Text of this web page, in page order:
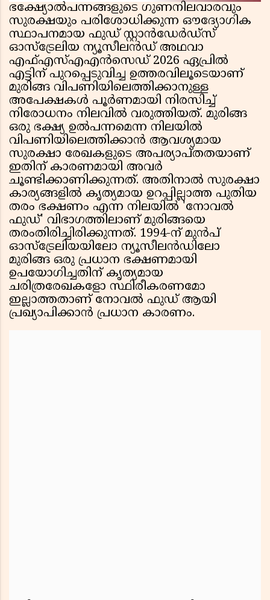
ഭക്ഷ്യോൽപന്നങ്ങളുടെ ഗുണനിലവാരവും
സുരക്ഷയും പരിശോധിക്കുന്ന ഔദ്യോഗിക
സ്ഥാപനമായ ഫുഡ് സ്റ്റാൻഡേർഡ്സ്
ഓസ്ട്രേലിയ ന്യൂസീലൻഡ് അഥവാ
എഫ്എസ്എഎൻസെഡ് 2026 ഏപ്രിൽ
എട്ടിന് പുറപ്പെടുവിച്ച ഉത്തരവിലൂടെയാണ്
മുരിങ്ങ വിപണിയിലെത്തിക്കാനുള്ള
അപേക്ഷകൾ പൂർണമായി നിരസിച്ച്
നിരോധനം നിലവിൽ വരുത്തിയത്. മുരിങ്ങ
ഒരു ഭക്ഷ്യ ഉൽപന്നമെന്ന നിലയിൽ
വിപണിയിലെത്തിക്കാൻ ആവശ്യമായ
സുരക്ഷാ രേഖകളുടെ അപര്യാപ്തതയാണ്
ഇതിന് കാരണമായി അവർ
ചൂണ്ടിക്കാണിക്കുന്നത്. അതിനാൽ സുരക്ഷാ
കാര്യങ്ങളിൽ കൃത്യമായ ഉറപ്പില്ലാത്ത പുതിയ
തരം ഭക്ഷണം എന്ന നിലയിൽ 'നോവൽ
ഫുഡ്' വിഭാഗത്തിലാണ് മുരിങ്ങയെ
തരംതിരിച്ചിരിക്കുന്നത്. 1994-ന് മുൻപ്
ഓസ്ട്രേലിയയിലോ ന്യൂസീലൻഡിലോ
മുരിങ്ങ ഒരു പ്രധാന ഭക്ഷണമായി
ഉപയോഗിച്ചതിന് കൃത്യമായ
ചരിത്രരേഖകളോ സ്ഥിരീകരണമോ
ഇല്ലാത്തതാണ് നോവൽ ഫുഡ് ആയി
പ്രഖ്യാപിക്കാൻ പ്രധാന കാരണം.